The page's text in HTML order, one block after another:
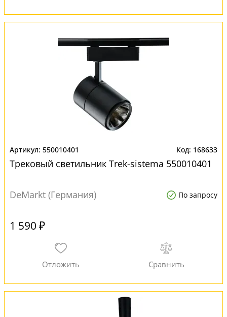
550010401 168633
Трековый светильник Trek-sistema 550010401
DeMarkt (Германия) По запросу
1 590 ₽